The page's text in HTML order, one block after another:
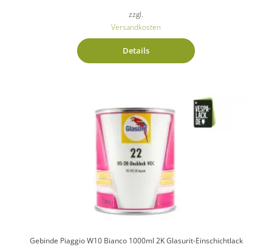
zzgl.
Versandkosten
Details
Gebinde Piaggio W10 Bianco 1000ml 2K Glasurit-Einschichtlack